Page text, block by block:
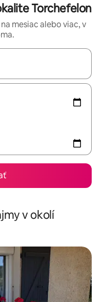
Torchefelon
mesiac alebo viac, v
si ich prechádzať
v okolí